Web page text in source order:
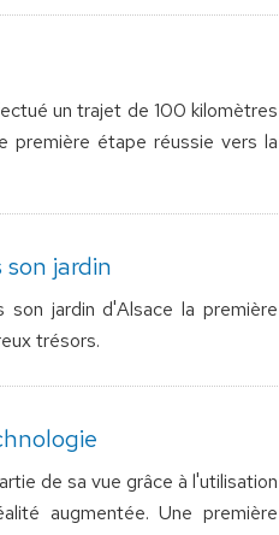
un trajet de 100 kilomètres
première étape réussie vers la
jardin
jardin d'Alsace la première
trésors.
de sa vue grâce à l'utilisation
augmentée. Une première